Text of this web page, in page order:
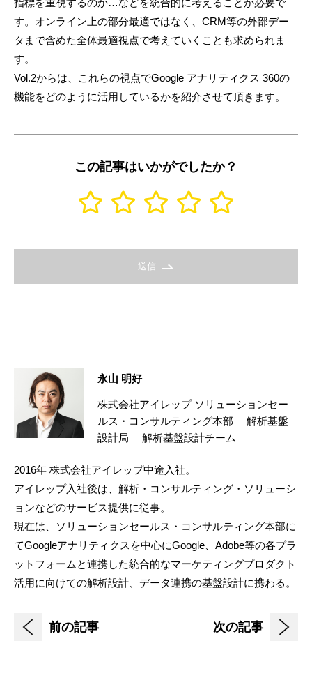
す。オンライン上の部分最適ではなく、CRM等の外部デー
タまで含めた全体最適視点で考えていくことも求められま
す。
Vol.2からは、これらの視点でGoogle アナリティクス 360の
機能をどのように活用しているかを紹介させて頂きます。
この記事はいかがでしたか？
送信
永山 明好
株式会社アイレップ ソリューションセー
ルス・コンサルティング本部 解析基盤
設計局 解析基盤設計チーム
2016年 株式会社アイレップ中途入社。
アイレップ入社後は、解析・コンサルティング・ソリューシ
ョンなどのサービス提供に従事。
現在は、ソリューションセールス・コンサルティング本部に
てGoogleアナリティクスを中心にGoogle、Adobe等の各プラ
ットフォームと連携した統合的なマーケティングプロダクト
活用に向けての解析設計、データ連携の基盤設計に携わる。
前の記事 次の記事